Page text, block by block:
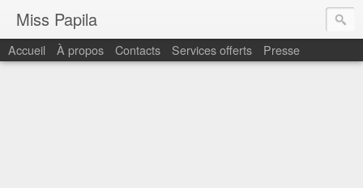
Miss Papila
Accueil À propos Contacts Services offerts Presse